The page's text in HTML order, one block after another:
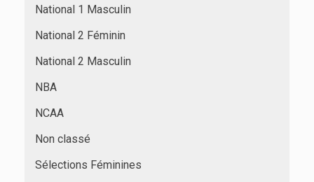
National 1 Masculin
National 2 Féminin
National 2 Masculin
NBA
NCAA
Non classé
Sélections Féminines